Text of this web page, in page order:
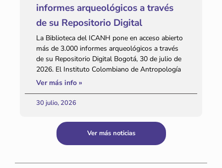
informes arqueológicos a través
de su Repositorio Digital
La Biblioteca del ICANH pone en acceso abierto
más de 3.000 informes arqueológicos a través
de su Repositorio Digital Bogotá, 30 de julio de
2026. El Instituto Colombiano de Antropología
Ver más info »
30 julio, 2026
Ver más noticias